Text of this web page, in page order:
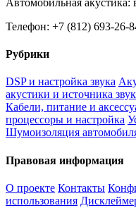
Телефон: +7 (812) 693-26-
Рубрики
DSP и настройка звука
акустики и источника
Кабели, питание и
процессоры и настройка
Шумоизоляция
Правовая информация
О проекте Контакты
использования